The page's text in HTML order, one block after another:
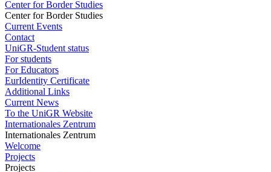
Center for Border Studies
Center for Border Studies
Current Events
Contact
UniGR-Student status
For students
For Educators
EurIdentity Certificate
Additional Links
Current News
To the UniGR Website
Internationales Zentrum
Internationales Zentrum
Welcome
Projects
Projects